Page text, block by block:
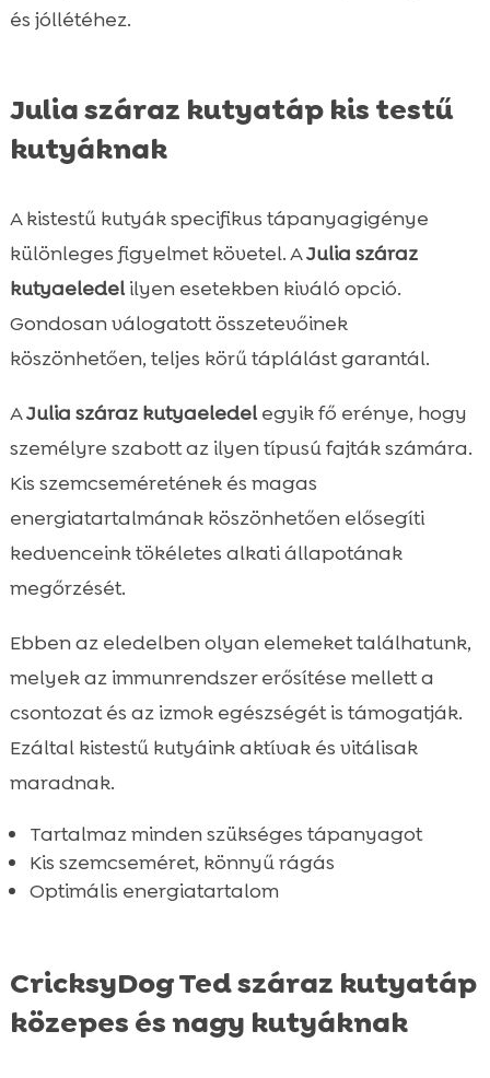
és jóllétéhez.
Julia száraz kutyatáp kis testű
kutyáknak
A kistestű kutyák specifikus tápanyagigénye
különleges figyelmet követel. AJulia száraz
kutyaeledelilyen esetekben kiváló opció.
Gondosan válogatott összetevőinek
köszönhetően, teljes körű táplálást garantál.
AJulia száraz kutyaeledelegyik fő erénye, hogy
személyre szabott az ilyen típusú fajták számára.
Kis szemcseméretének és magas
energiatartalmának köszönhetően elősegíti
kedvenceink tökéletes alkati állapotának
megőrzését.
Ebben az eledelben olyan elemeket találhatunk,
melyek az immunrendszer erősítése mellett a
csontozat és az izmok egészségét is támogatják.
Ezáltal kistestű kutyáink aktívak és vitálisak
maradnak.
Tartalmaz minden szükséges tápanyagot
Kis szemcseméret, könnyű rágás
Optimális energiatartalom
CricksyDog Ted száraz kutyatáp
közepes és nagy kutyáknak